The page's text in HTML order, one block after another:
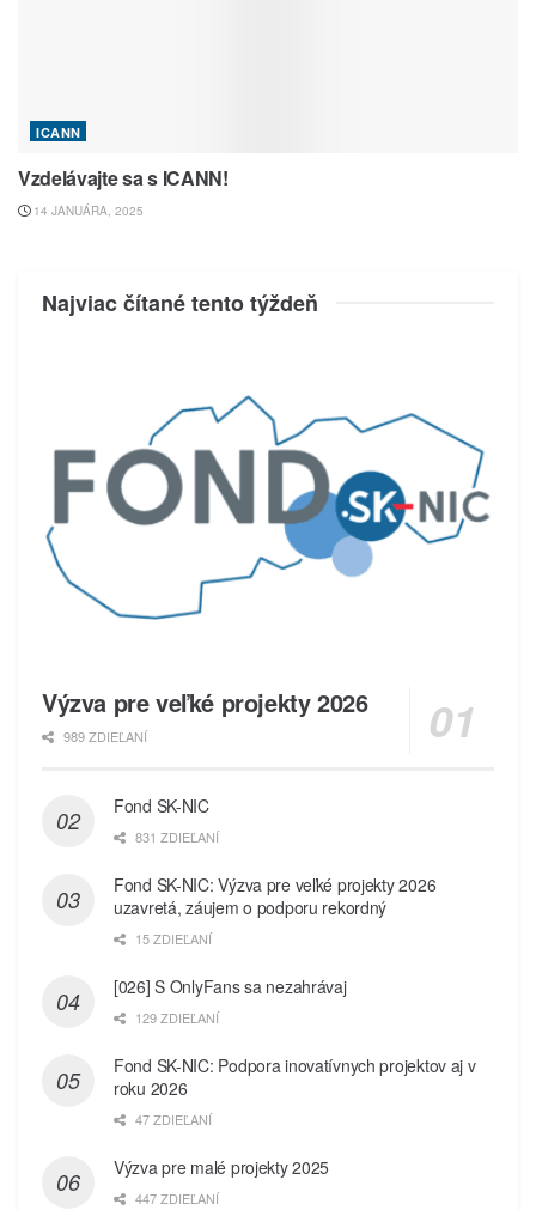
ICANN
Vzdelávajte sa s ICANN!
14 JANUÁRA, 2025
Najviac čítané tento týždeň
Výzva pre veľké projekty 2026
989 ZDIEĽANÍ
Fond SK-NIC
831 ZDIEĽANÍ
Fond SK-NIC: Výzva pre veľké projekty 2026
uzavretá, záujem o podporu rekordný
15 ZDIEĽANÍ
[026] S OnlyFans sa nezahrávaj
129 ZDIEĽANÍ
Fond SK-NIC: Podpora inovatívnych projektov aj v
roku 2026
47 ZDIEĽANÍ
Výzva pre malé projekty 2025
447 ZDIEĽANÍ